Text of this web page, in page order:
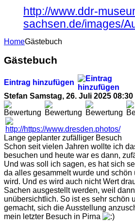
http://www.ddr-
sachsen.de/images/
HomeGästebuch
Gästebuch
Eintrag hinzufügen
Stefan Samstag, 26. Juli 2025 08:30
Lange geplanter zufälliger Besuch
Schon seit vielen Jahren wollte ich
besuchen und heute war es dann,
Und was soll ich sagen, es hat sich
da alles gesammelt wurde und
wird. Und es wird auch nicht Wert
Sachen ausgestellt werden, weil
unübersichtlich. So ist es sehr schön
gemacht, sich die Ausstellung
mein letzter Besuch in Pirna